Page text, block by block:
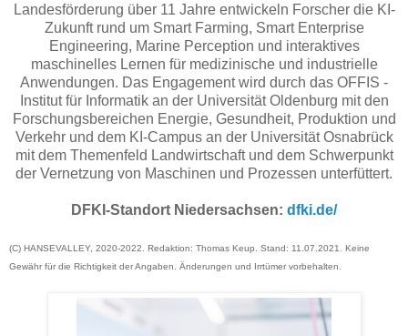
Landesförderung über 11 Jahre entwickeln Forscher die KI-
Zukunft rund um Smart Farming, Smart Enterprise
Engineering, Marine Perception und interaktives
maschinelles Lernen für medizinische und industrielle
Anwendungen. Das Engagement wird durch das OFFIS -
Institut für Informatik an der Universität Oldenburg mit den
Forschungsbereichen Energie, Gesundheit, Produktion und
Verkehr und dem KI-Campus an der Universität Osnabrück
mit dem Themenfeld Landwirtschaft und dem Schwerpunkt
der Vernetzung von Maschinen und Prozessen unterfüttert.
DFKI-Standort Niedersachsen: dfki.de/
(C) HANSEVALLEY, 2020-2022. Redaktion: Thomas Keup. Stand: 11.07.2021. Keine
Gewähr für die Richtigkeit der Angaben. Änderungen und Irrtümer vorbehalten.